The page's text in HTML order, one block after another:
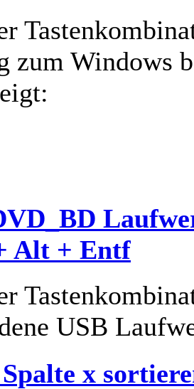
zum Windows
Alt + Entf
USB
x